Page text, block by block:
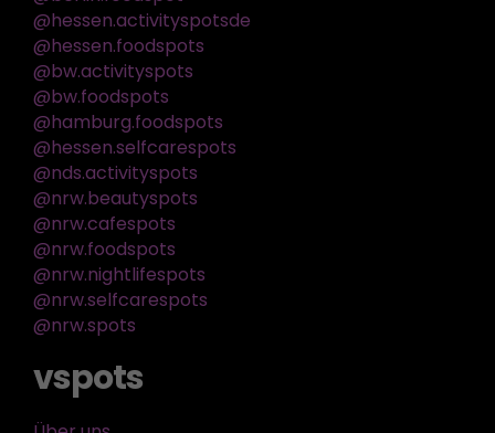
@hessen.activityspotsde
@hessen.foodspots
@bw.activityspots
@bw.foodspots
@hamburg.foodspots
@hessen.selfcarespots
@nds.activityspots
@nrw.beautyspots
@nrw.cafespots
@nrw.foodspots
@nrw.nightlifespots
@nrw.selfcarespots
@nrw.spots
vspots